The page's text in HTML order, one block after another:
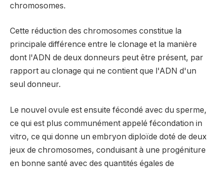
chromosomes.
Cette réduction des chromosomes constitue la
principale différence entre le clonage et la manière
dont l'ADN de deux donneurs peut être présent, par
rapport au clonage qui ne contient que l'ADN d'un
seul donneur.
Le nouvel ovule est ensuite fécondé avec du sperme,
ce qui est plus communément appelé fécondation in
vitro, ce qui donne un embryon diploïde doté de deux
jeux de chromosomes, conduisant à une progéniture
en bonne santé avec des quantités égales de